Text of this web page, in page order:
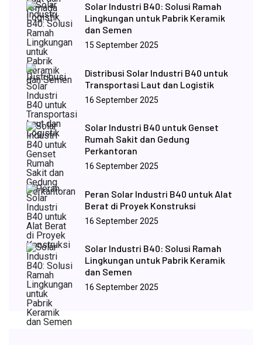
Solar Industri B40: Solusi Ramah
Lingkungan untuk Pabrik Keramik
dan Semen
15 September 2025
Distribusi Solar Industri B40 untuk
Transportasi Laut dan Logistik
16 September 2025
Solar Industri B40 untuk Genset
Rumah Sakit dan Gedung
Perkantoran
16 September 2025
Peran Solar Industri B40 untuk Alat
Berat di Proyek Konstruksi
16 September 2025
Solar Industri B40: Solusi Ramah
Lingkungan untuk Pabrik Keramik
dan Semen
16 September 2025